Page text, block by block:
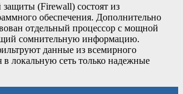
(Firewall) состоят из
обеспечения. Дополнительно
отдельный процессор с мощной
сомнительную информацию.
данные из всемирного
в локальную сеть только надежные